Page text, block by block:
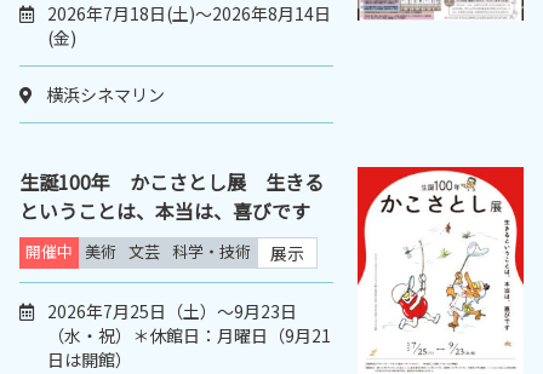
2026年7月18日(土)～2026年8月14日
(金)
横浜シネマリン
生誕100年 かこさとし展 生きる
ということは、本当は、喜びです
開催中 美術 文芸 科学・技術 展示
2026年7月25日（土）～9月23日
（水・祝）＊休館日：月曜日（9月21
日は開館）